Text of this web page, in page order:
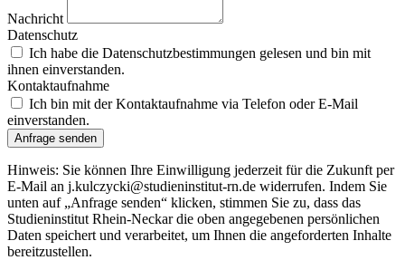
Nachricht
Datenschutz
Ich habe die Datenschutzbestimmungen gelesen und bin mit
ihnen einverstanden.
Kontaktaufnahme
Ich bin mit der Kontaktaufnahme via Telefon oder E-Mail
einverstanden.
Anfrage senden
Hinweis: Sie können Ihre Einwilligung jederzeit für die Zukunft per
E-Mail an j.kulczycki@studieninstitut-rn.de widerrufen. Indem Sie
unten auf „Anfrage senden“ klicken, stimmen Sie zu, dass das
Studieninstitut Rhein-Neckar die oben angegebenen persönlichen
Daten speichert und verarbeitet, um Ihnen die angeforderten Inhalte
bereitzustellen.